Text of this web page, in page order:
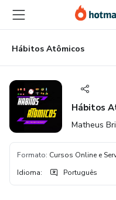
para
conteúdo
principal
para
pagamento
para
rodapéHábitos Atômicos
Hábitos
Matheus
Formato: Cursos Online e
Idioma: Português